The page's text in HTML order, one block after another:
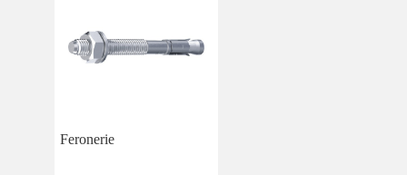
Feronerie